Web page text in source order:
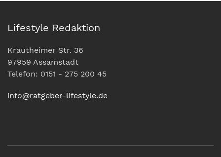
Lifestyle Redaktion
Krautheimer Str. 36
97959 Assamstadt
Telefon: 0151 - 275 200 45
info@ratgeber-lifestyle.de